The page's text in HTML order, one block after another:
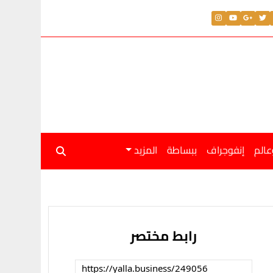
إنفوجراف ببساطة المزيد
رابط مختصر